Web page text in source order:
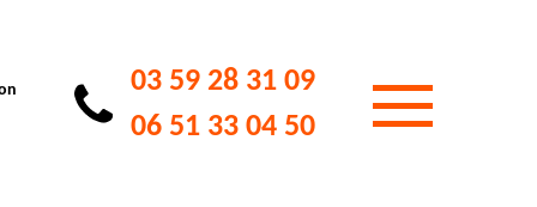
03 59 28 31 09
06 51 33 04 50